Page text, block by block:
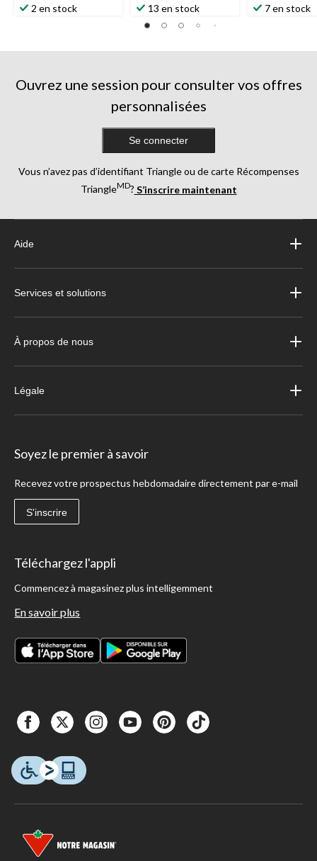
2 en stock 13 en stock 7 en stock
Ouvrez une session pour consulter vos offres
personnalisées
Se connecter
Vous n’avez pas d’identifiant Triangle ou de carte Récompenses
TriangleMD? S’inscrire maintenant
Aide
Services et solutions
À propos de nous
Légale
Soyez le premier à savoir
Recevez votre prospectus hebdomadaire directement par e-mail
S'inscrire
Téléchargez l'appli
Commencez à magasinez plus intelligemment
En savoir plus